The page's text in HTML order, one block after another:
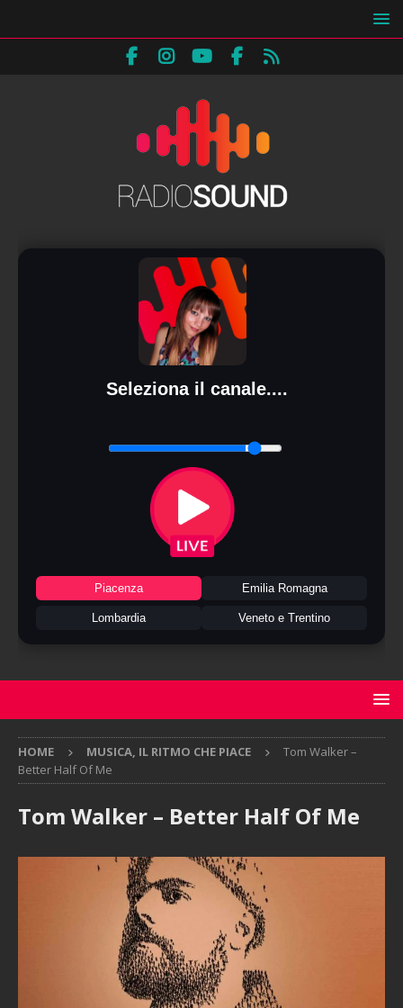
Seleziona il canale....
Piacenza Emilia Romagna
Lombardia Veneto e Trentino
HOME MUSICA, IL RITMO CHE PIACE
Tom Walker –
Better Half Of Me
Tom Walker – Better Half Of Me